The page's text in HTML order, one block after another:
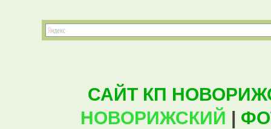
САЙТ КП
НОВОРИЖСКИЙ |